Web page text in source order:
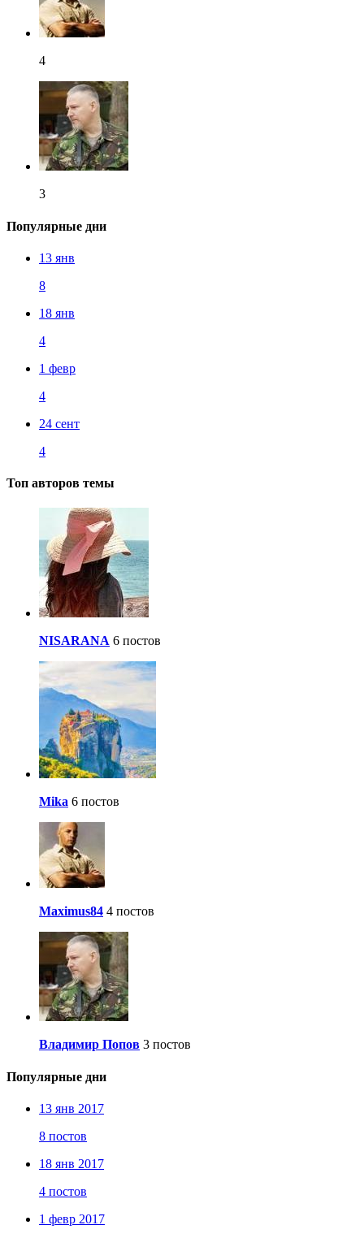
4
3
Популярные дни
13 янв
8
18 янв
4
1 февр
4
24 сент
4
Топ авторов темы
NISARANA 6 постов
Mika 6 постов
Maximus84 4 постов
Владимир Попов 3 постов
Популярные дни
13 янв 2017
8 постов
18 янв 2017
4 постов
1 февр 2017